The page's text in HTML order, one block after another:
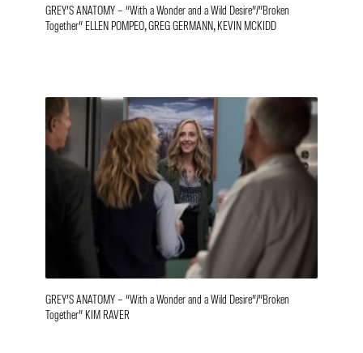
GREY’S ANATOMY – “With a Wonder and a Wild Desire”/”Broken
Together” ELLEN POMPEO, GREG GERMANN, KEVIN MCKIDD
GREY’S ANATOMY – “With a Wonder and a Wild Desire”/”Broken
Together” KIM RAVER